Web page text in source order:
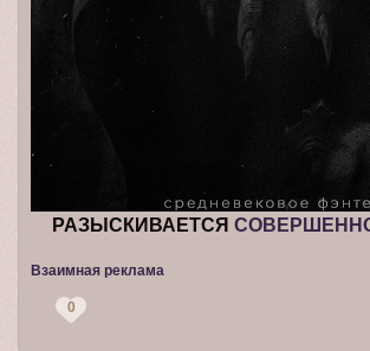
РАЗЫСКИВАЕТСЯ
Взаимная реклама
0